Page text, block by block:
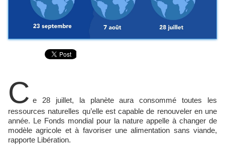
C e 28 juillet, la planète aura consommé toutes les
ressources naturelles qu’elle est capable de renouveler en une
année. Le Fonds mondial pour la nature appelle à changer de
modèle agricole et à favoriser une alimentation sans viande,
rapporte Libération.